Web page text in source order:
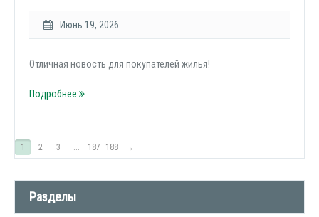
Июнь 19, 2026
Отличная новость для покупателей жилья!
Подробнее
1 2 3 ... 187 188 →
Разделы